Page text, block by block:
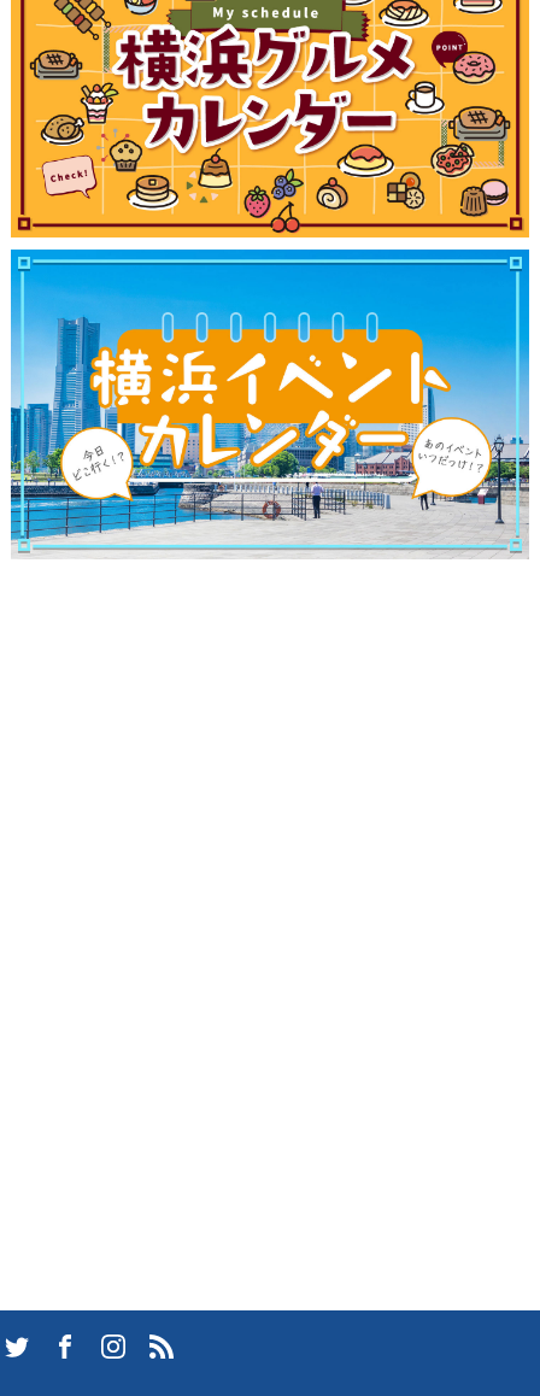
観光ガイド
ランキング
ブログ記事
サイトについて